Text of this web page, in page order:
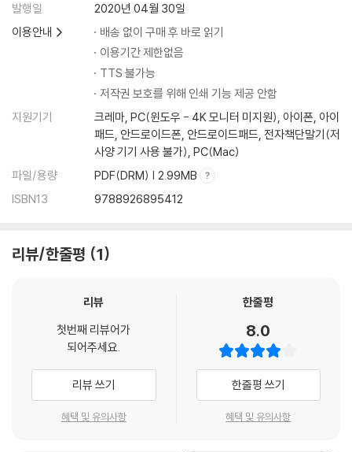
발행일
2020년 04월 30일
이용안내
배송 없이 구매 후 바로 읽기
이용기간 제한없음
TTS 불가능
저작권 보호를 위해 인쇄 기능 제공 안함
지원기기
크레마, PC(윈도우 - 4K 모니터 미지원), 아이폰, 아이
패드, 안드로이드폰, 안드로이드패드, 전자책단말기(저
사양 기기 사용 불가), PC(Mac)
파일/용량
PDF(DRM) | 2.99MB
ISBN13
9788926895412
리뷰/한줄평 1
리뷰
첫번째 리뷰어가
되어주세요.
리뷰 쓰기
혜택 및 유의사항
한줄평
8.0
한줄평 쓰기
혜택 및 유의사항